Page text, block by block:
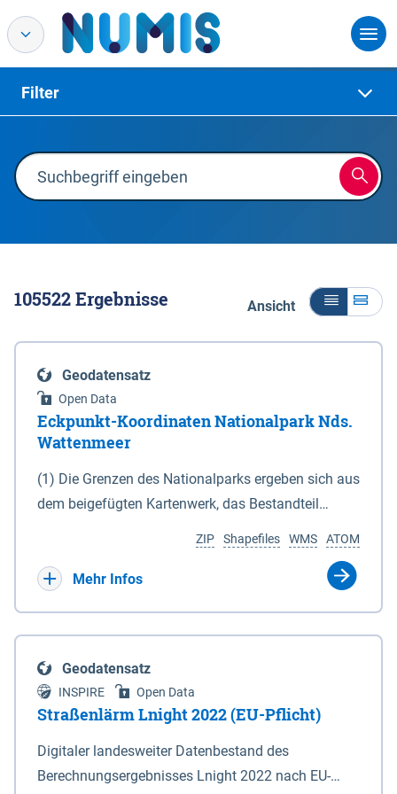
Filter
105522Ergebnisse Ansicht
Geodatensatz
Open Data
Eckpunkt-Koordinaten Nationalpark Nds.
Wattenmeer
(1) Die Grenzen des Nationalparks ergeben sich aus
dem beigefügten Kartenwerk, das Bestandteil
(DTK) im Maßstab 1 : 100 000 (Anlage 2), 2.
verkleinerte Amtliche Karte 1 : 5 000 (AK5) im
projizierte Koordinaten im Europäischen
Terrestrischen Referenzsystem 1989 (ETRS 89) mit
der Universalen Transversalen Mercator-Abbildung
bezogen auf die Zone 32 N (UTM 32N) dargestellt
(Anlage 4); Gleiches gilt für die geografischen
ATOM
WMS
Shapefiles
ZIP
Mehr Infos
Geodatensatz
INSPIRE Open Data
Straßenlärm Lnight 2022 (EU-Pflicht)
Digitaler landesweiter Datenbestand des
Berechnungsergebnisses Lnight 2022 nach EU-